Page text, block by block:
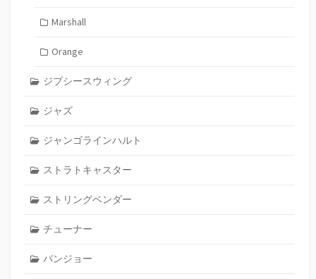
Marshall
Orange
ジプシースウィング
ジャズ
ジャンゴラインハルト
ストラトキャスター
ストリングベンダー
チューナー
バンジョー